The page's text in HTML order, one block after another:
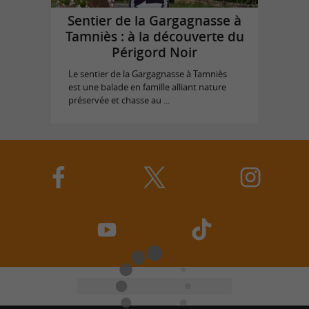
Sentier de la Gargagnasse à
Tamniès : à la découverte du
Périgord Noir
Le sentier de la Gargagnasse à Tamniès
est une balade en famille alliant nature
préservée et chasse au ...